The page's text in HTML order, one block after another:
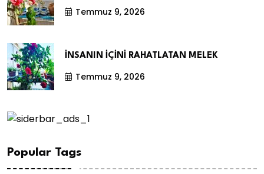
Temmuz 9, 2026
İNSANIN İÇİNİ RAHATLATAN MELEK
Temmuz 9, 2026
Popular Tags